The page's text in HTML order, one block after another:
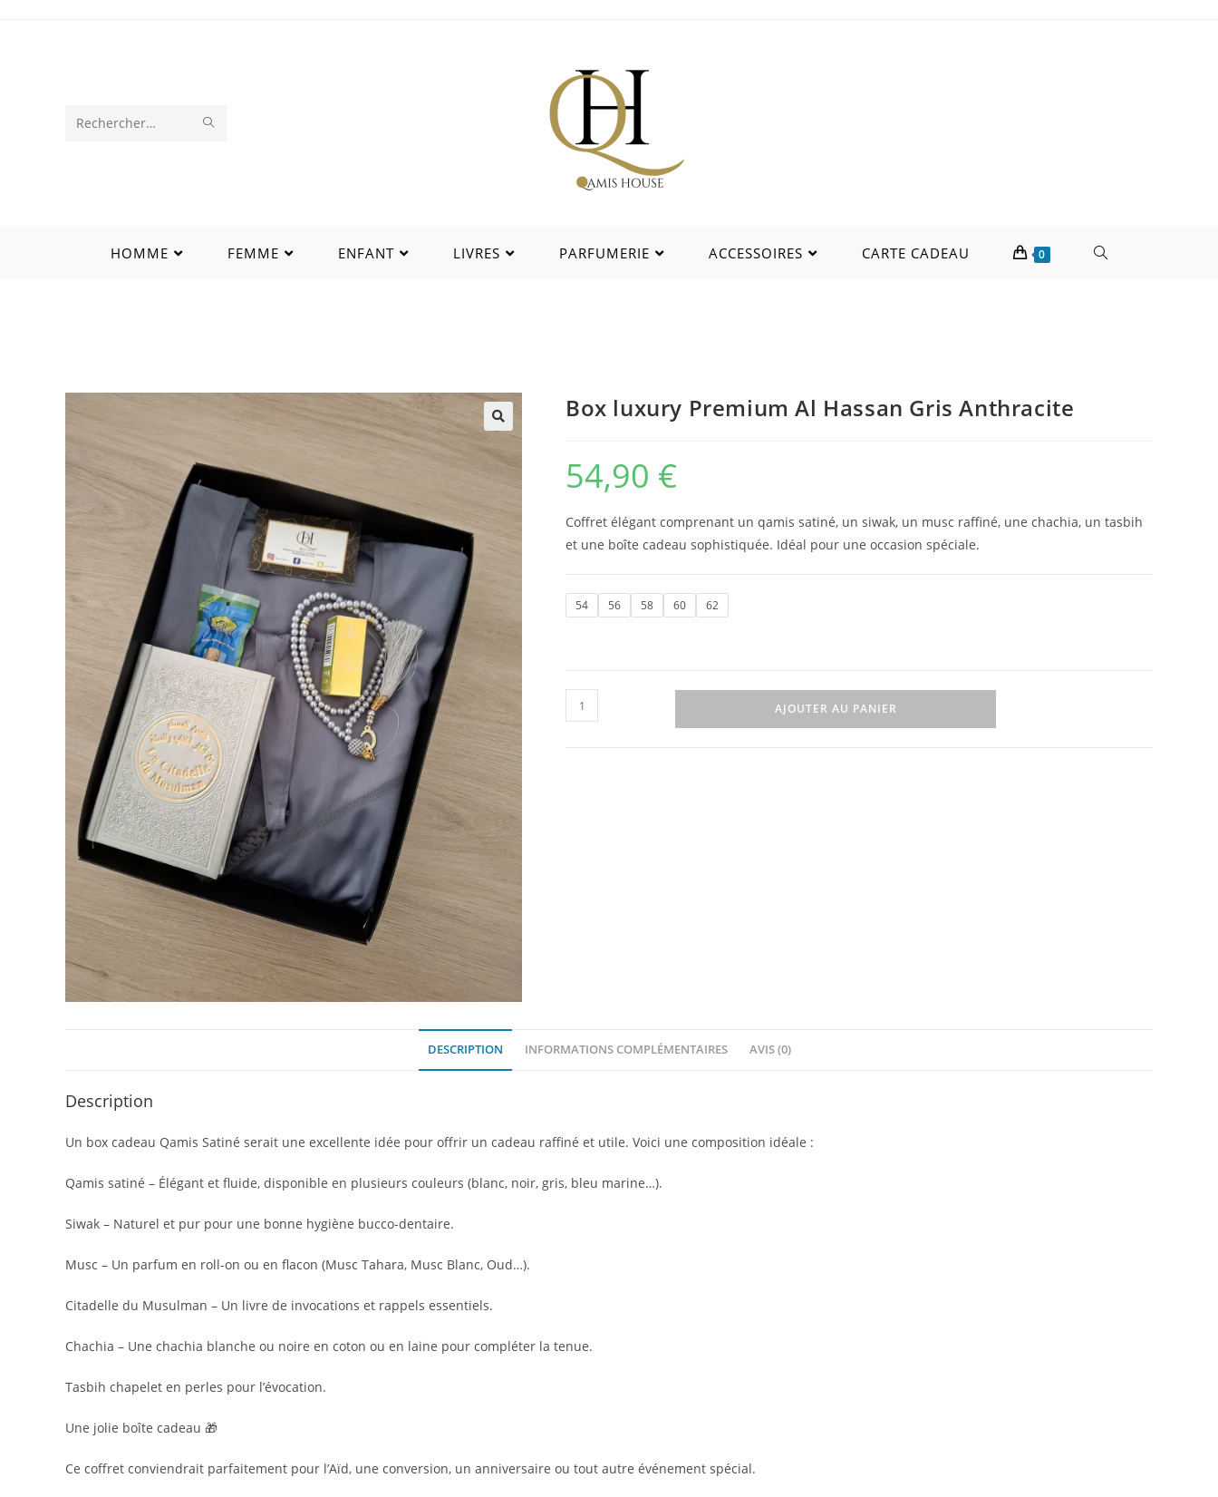
Rechercher
HOMME FEMME ENFANT LIVRES PARFUMERIE ACCESSOIRES CARTE CADEAU 0
Box luxury Premium Al Hassan Gris Anthracite
54,90 €
Coffret élégant comprenant un qamis satiné, un siwak, un musc raffiné, une chachia, un tasbih
et une boîte cadeau sophistiquée. Idéal pour une occasion spéciale.
54 56 58 60 62
AJOUTER AU PANIER
DESCRIPTION INFORMATIONS COMPLÉMENTAIRES AVIS (0)
Description
Un box cadeau Qamis Satiné serait une excellente idée pour offrir un cadeau raffiné et utile. Voici une composition idéale :
Qamis satiné – Élégant et fluide, disponible en plusieurs couleurs (blanc, noir, gris, bleu marine…).
Siwak – Naturel et pur pour une bonne hygiène bucco-dentaire.
Musc – Un parfum en roll-on ou en flacon (Musc Tahara, Musc Blanc, Oud…).
Citadelle du Musulman – Un livre de invocations et rappels essentiels.
Chachia – Une chachia blanche ou noire en coton ou en laine pour compléter la tenue.
Tasbih chapelet en perles pour l’évocation.
Une jolie boîte cadeau 🎁
Ce coffret conviendrait parfaitement pour l’Aïd, une conversion, un anniversaire ou tout autre événement spécial.